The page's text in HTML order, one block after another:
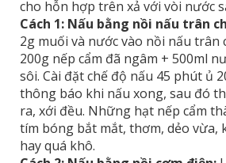
cho hỗn hợp trên xả với vòi nước
Cách 1: Nấu bằng nồi nấu trân
2g muối và nước vào nồi nấu trân
200g nếp cẩm đã ngâm + 500ml
sôi. Cài đặt chế độ nấu 45 phút ủ
thông báo khi nấu xong, sau đó
ra, xới đều. Những hạt nếp cẩm
tím bóng bắt mắt, thơm, dẻo vừa,
hay quá khô.